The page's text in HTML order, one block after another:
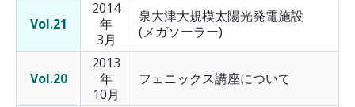
Vol.21
2014
年
3月
泉大津大規模太陽光発電施設
(メガソーラー)
Vol.20
2013
年
10月
フェニックス講座について